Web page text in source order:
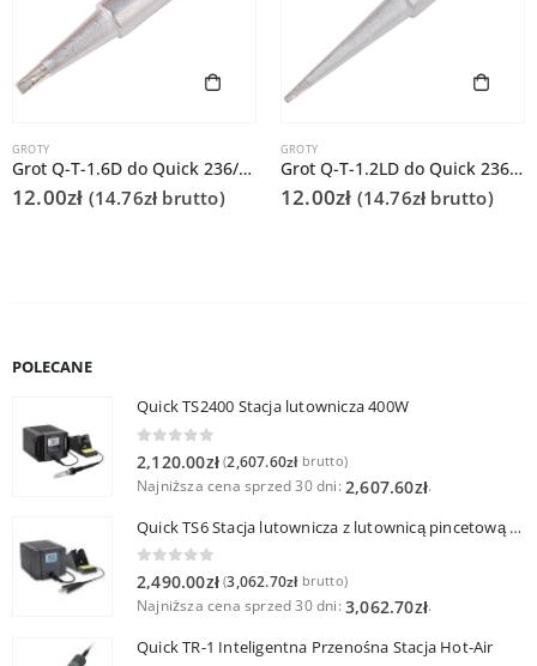
GROTY
Grot Q-T-1.6D do Quick 236/706/936A/3104/3102/TS1100
12.00zł (14.76zł brutto)
GROTY
Grot Q-T-1.2LD do Quick 236/706/936A/3104/3102/TS1100
12.00zł (14.76zł brutto)
POLECANE
Quick TS2400 Stacja lutownicza 400W
2,120.00zł (2,607.60złbrutto)
Najniższa cena sprzed 30 dni: 2,607.60zł.
Quick TS6 Stacja lutownicza z lutownicą pincetową 60W
0 out of 5
2,490.00zł (3,062.70złbrutto)
Najniższa cena sprzed 30 dni: 3,062.70zł.
Quick TR-1 Inteligentna Przenośna Stacja Hot-Air